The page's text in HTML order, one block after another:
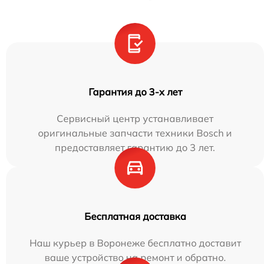
Гарантия до 3-х лет
Сервисный центр устанавливает
оригинальные запчасти техники Bosch и
предоставляет гарантию до 3 лет.
Бесплатная доставка
Наш курьер в Воронеже бесплатно доставит
ваше устройство на ремонт и обратно.